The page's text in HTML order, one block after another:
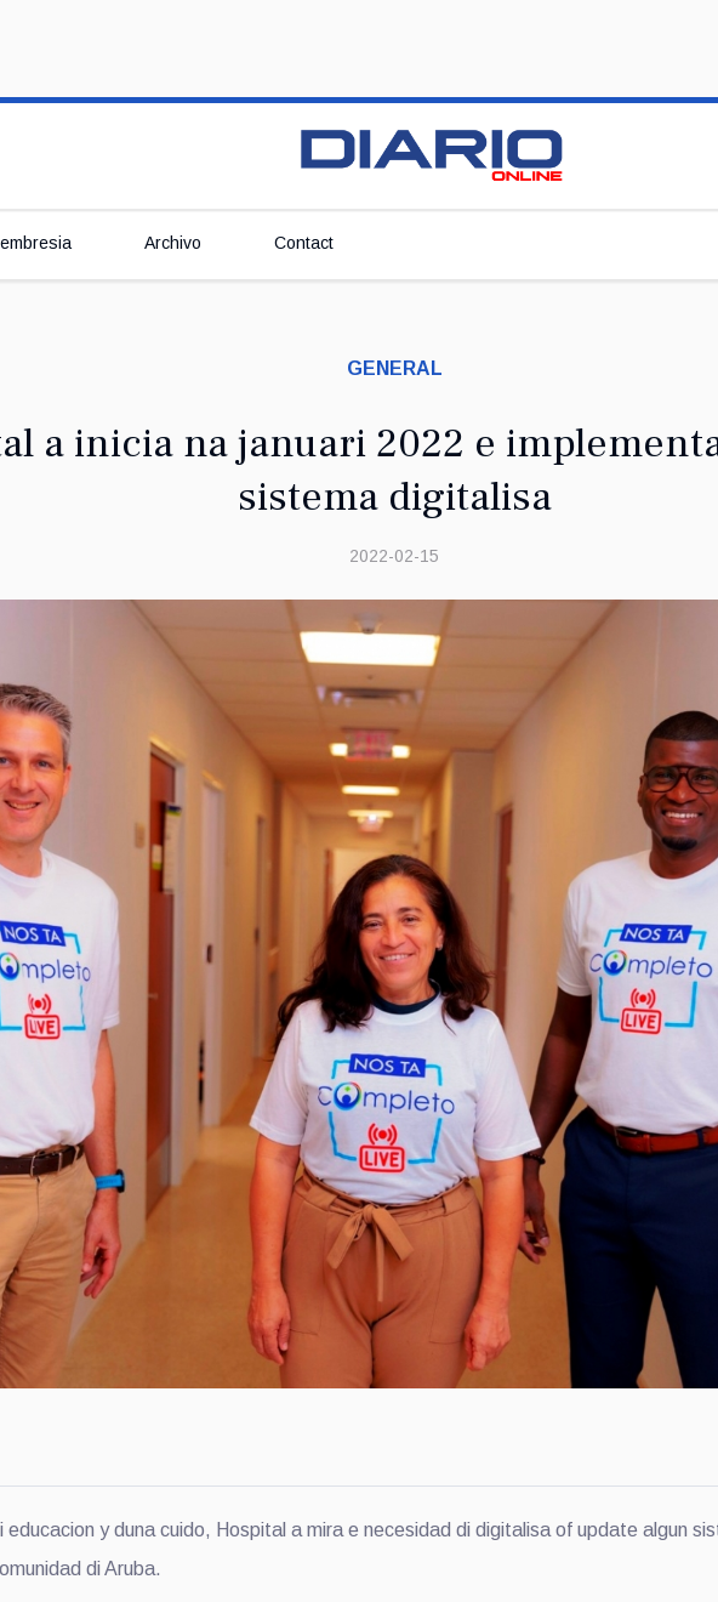
Archivo Contact
GENERAL
a inicia na januari 2022 e
sistema digitalisa
2022-02-15
y duna cuido, Hospital a mira e necesidad di digitalisa of update algun
di Aruba.